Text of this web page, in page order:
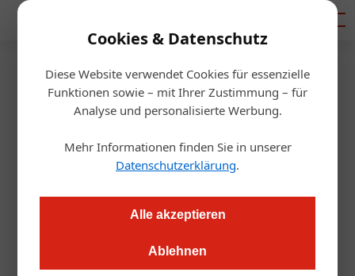
Cookies & Datenschutz
Diese Website verwendet Cookies für essenzielle
Funktionen sowie – mit Ihrer Zustimmung – für
Analyse und personalisierte Werbung.
Mehr Informationen finden Sie in unserer
Datenschutzerklärung.
Alle akzeptieren
Ablehnen
Startseite/Gastro & Hotel
Pop-up: Bernie Rieder kocht in
der Staatsoper
Bevor Anfang Dezember das neue Besucherzentrum eröffnet
wird, gibt es ab 5. September ein kulinarisches Pop-Up